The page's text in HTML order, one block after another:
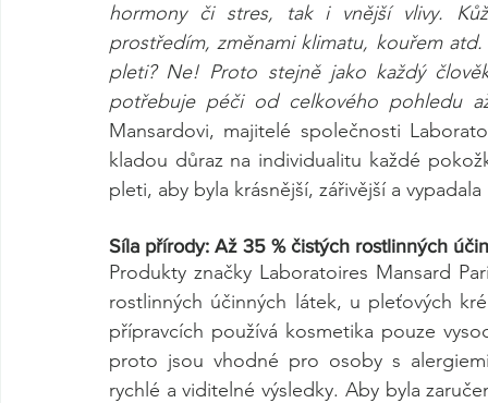
hormony či stres, tak i vnější vlivy.
prostředím, změnami klimatu, kouřem
pleti? Ne! Proto stejně jako každý
potřebuje péči od celkového pohledu
Mansardovi, majitelé společnosti
kladou důraz na individualitu každé
pleti, aby byla krásnější, zářivější a vypadala
Síla přírody: Až 35 % čistých rostlinných
Produkty značky Laboratoires Mansard
rostlinných účinných látek, u pleťových
přípravcích používá kosmetika pouze
proto jsou vhodné pro osoby s
rychlé a viditelné výsledky. Aby byla